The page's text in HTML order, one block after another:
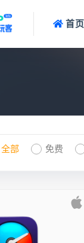
首页
全部 免费